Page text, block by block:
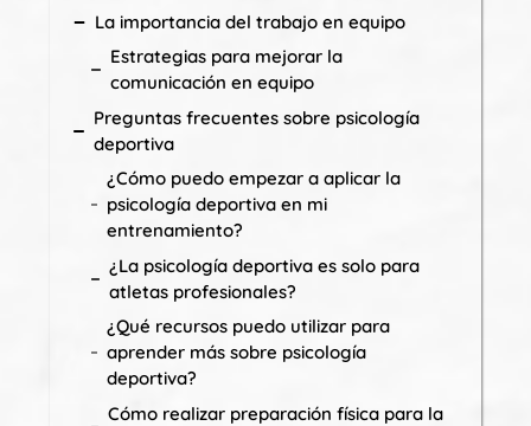
La importancia del trabajo en equipo
Estrategias para mejorar la
comunicación en equipo
Preguntas frecuentes sobre psicología
deportiva
¿Cómo puedo empezar a aplicar la
psicología deportiva en mi
entrenamiento?
¿La psicología deportiva es solo para
atletas profesionales?
¿Qué recursos puedo utilizar para
aprender más sobre psicología
deportiva?
Cómo realizar preparación física para la